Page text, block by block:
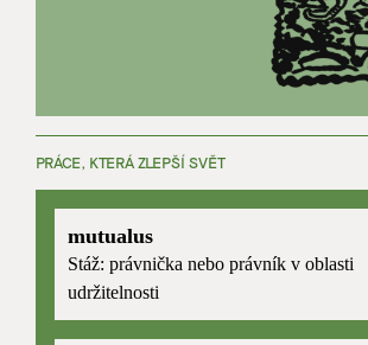
PRÁCE, KTERÁ ZLEPŠÍ SVĚT
mutualus
Stáž: právnička nebo právník v oblasti
udržitelnosti